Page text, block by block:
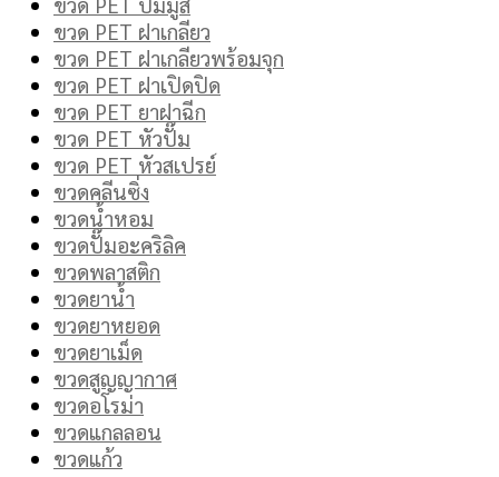
ขวด PET ฝาเกลียว
ขวด PET ฝาเกลียวพร้อมจุก
ขวด PET ฝาเปิดปิด
ขวด PET ยาฝาฉีก
ขวด PET หัวปั๊ม
ขวด PET หัวสเปรย์
ขวดคลีนซิ่ง
ขวดน้ำหอม
ขวดปั๊มอะคริลิค
ขวดพลาสติก
ขวดยาน้ำ
ขวดยาหยอด
ขวดยาเม็ด
ขวดสูญญากาศ
ขวดอโรม่า
ขวดแกลลอน
ขวดแก้ว